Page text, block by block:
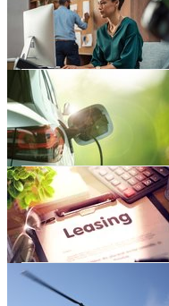
Przy
BIZNES
CIT - KOSZTY